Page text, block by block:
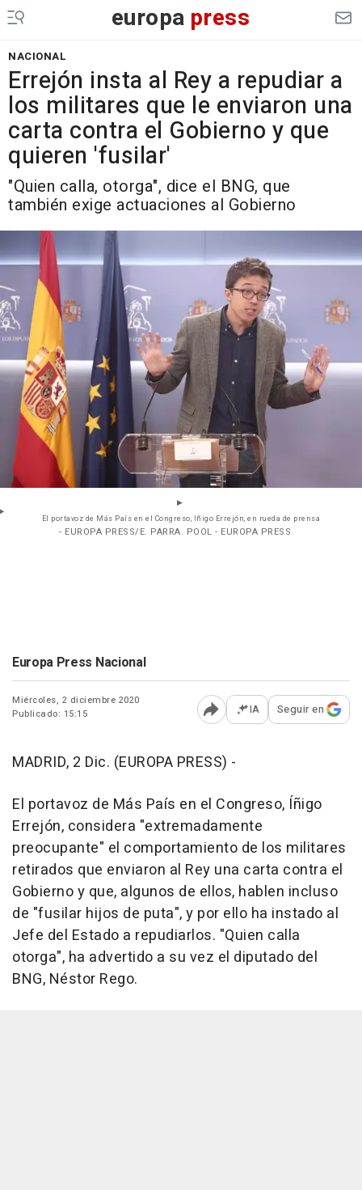
europa press
NACIONAL
Errejón insta al Rey a repudiar a
los militares que le enviaron una
carta contra el Gobierno y que
quieren 'fusilar'
"Quien calla, otorga", dice el BNG, que
también exige actuaciones al Gobierno
El portavoz de Más País en el Congreso, Iñigo Errejón, en rueda de prensa
- EUROPA PRESS/E. PARRA. POOL - EUROPA PRESS
Europa Press Nacional
Miércoles, 2 diciembre 2020
Publicado: 15:15
Abrir opciones para
IA Seguir en
MADRID, 2 Dic. (EUROPA PRESS) -
El portavoz de Más País en el Congreso, Íñigo
Errejón, considera "extremadamente
preocupante" el comportamiento de los militares
retirados que enviaron al Rey una carta contra el
Gobierno y que, algunos de ellos, hablen incluso
de "fusilar hijos de puta", y por ello ha instado al
Jefe del Estado a repudiarlos. "Quien calla
otorga", ha advertido a su vez el diputado del
BNG, Néstor Rego.